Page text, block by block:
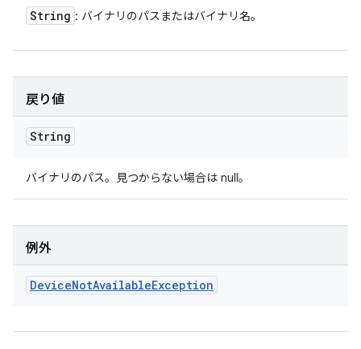
String : バイナリのパスまたはバイナリ名。
戻り値
String
バイナリのパス。見つからない場合は null。
例外
DeviceNotAvailableException